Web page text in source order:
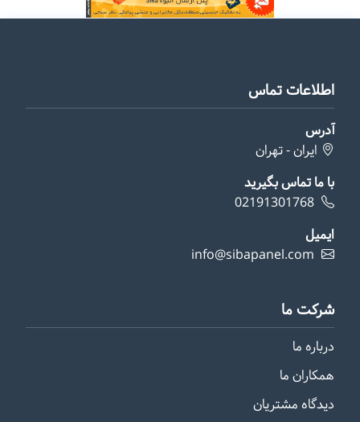
اطلاعات تماس
آدرس
ایران - تهران
با ما تماس بگیرید
02191301768
ایمیل
info@sibapanel.com
شرکت ما
درباره ما
همکاران ما
دیدگاه مشتریان